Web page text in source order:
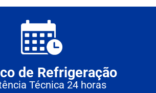
de Refrigeração
Técnica 24 horas